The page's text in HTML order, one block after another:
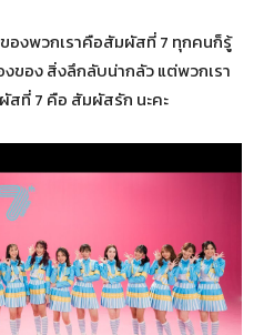
องพวกเราคือสัมผัสที่ 7 ทุกคนก็รู้
ของ สิ่งลึกลับน่ากลัว แต่พวกเรา
สที่ 7 คือ สัมผัสรัก นะคะ